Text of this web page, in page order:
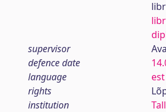
supervisor
defence date
language
est
rights
institution